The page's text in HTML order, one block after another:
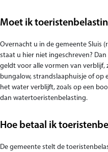
Moet ik
Overnacht u in de gemeente Sluis
staat u hier niet ingeschreven?
geldt voor alle vormen van verblijf,
bungalow, strandslaaphuisje of op
het water verblijft, zoals op een
dan watertoeristenbelasting.
Hoe betaal ik
De gemeente stelt de